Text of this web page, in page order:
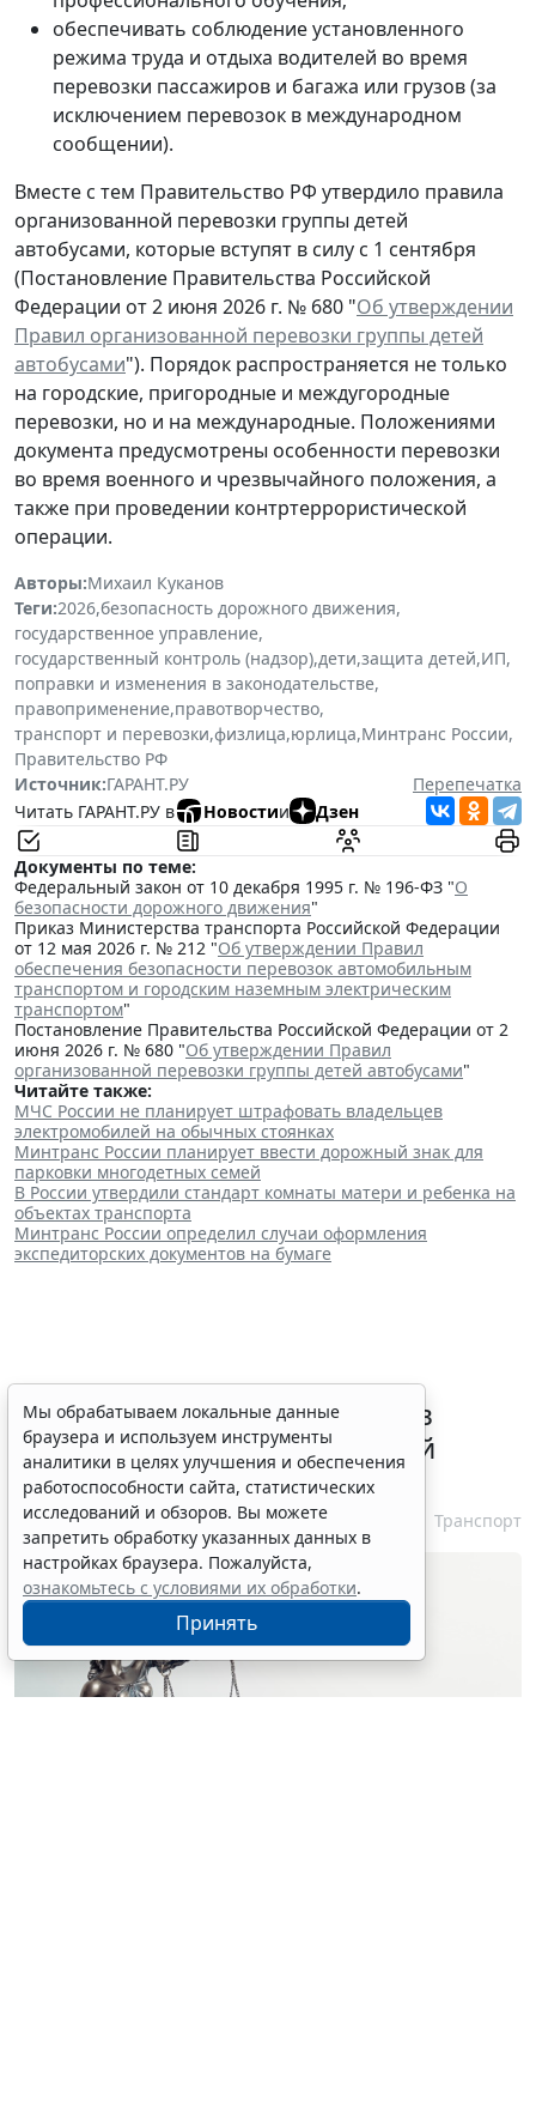
обеспечивать соблюдение установленного
режима труда и отдыха водителей во время
перевозки пассажиров и багажа или грузов (за
исключением перевозок в международном
сообщении).
Вместе с тем Правительство РФ утвердило правила
организованной перевозки группы детей
автобусами, которые вступят в силу с 1 сентября
(Постановление Правительства Российской
Федерации от 2 июня 2026 г. № 680 "Об утверждении
Правил организованной перевозки группы детей
автобусами"). Порядок распространяется не только
на городские, пригородные и междугородные
перевозки, но и на международные. Положениями
документа предусмотрены особенности перевозки
во время военного и чрезвычайного положения, а
также при проведении контртеррористической
операции.
Авторы:Михаил Куканов
Теги:2026,безопасность дорожного движения,
государственное управление,
государственный контроль (надзор),дети,защита детей,ИП,
поправки и изменения в законодательстве,
правоприменение,правотворчество,
транспорт и перевозки,физлица,юрлица,Минтранс России,
Правительство РФ
Источник:ГАРАНТ.РУ
Перепечатка
Читать ГАРАНТ.РУ в
Новостии Дзен
Документы по теме:
Федеральный закон от 10 декабря 1995 г. № 196-ФЗ "О
безопасности дорожного движения"
Приказ Министерства транспорта Российской Федерации
от 12 мая 2026 г. № 212 "Об утверждении Правил
обеспечения безопасности перевозок автомобильным
транспортом и городским наземным электрическим
транспортом"
Постановление Правительства Российской Федерации от 2
июня 2026 г. № 680 "Об утверждении Правил
организованной перевозки группы детей автобусами"
Читайте также:
МЧС России не планирует штрафовать владельцев
электромобилей на обычных стоянках
Минтранс России планирует ввести дорожный знак для
парковки многодетных семей
В России утвердили стандарт комнаты матери и ребенка на
объектах транспорта
Минтранс России определил случаи оформления
экспедиторских документов на бумаге
ВС РФ признал лишение прав
незаконным при неизвестной
личности водителя
7 августа 2026 16:37 Транспорт
Мы обрабатываем локальные данные
браузера и используем инструменты
аналитики в целях улучшения и обеспечения
работоспособности сайта, статистических
исследований и обзоров. Вы можете
запретить обработку указанных данных в
настройках браузера. Пожалуйста,
ознакомьтесь с условиями их обработки.
Принять